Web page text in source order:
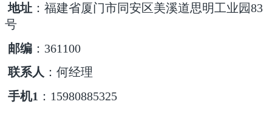
地址 ：福建省厦门市同安区美溪道思明工业园83
号
邮编 ：361100
联系人 ：何经理
手机1 ：15980885325